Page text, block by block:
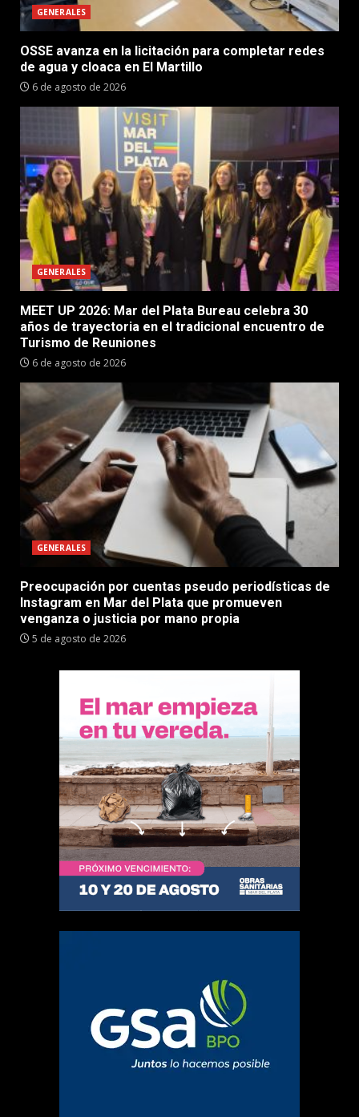
GENERALES
OSSE avanza en la licitación para completar redes
de agua y cloaca en El Martillo
6 de agosto de 2026
GENERALES
MEET UP 2026: Mar del Plata Bureau celebra 30
años de trayectoria en el tradicional encuentro de
Turismo de Reuniones
6 de agosto de 2026
GENERALES
Preocupación por cuentas pseudo periodísticas de
Instagram en Mar del Plata que promueven
venganza o justicia por mano propia
5 de agosto de 2026